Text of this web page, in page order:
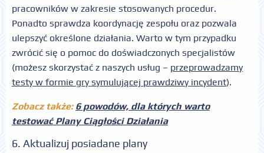
pracowników w zakresie stosowanych procedur.
Ponadto sprawdza koordynację zespołu oraz pozwala
ulepszyć określone działania. Warto w tym przypadku
zwrócić się o pomoc do doświadczonych specjalistów
(możesz skorzystać z naszych usług – przeprowadzamy
testy w formie gry symulującej prawdziwy incydent).
Zobacz także: 6 powodów, dla których warto
testować Plany Ciągłości Działania
6. Aktualizuj posiadane plany